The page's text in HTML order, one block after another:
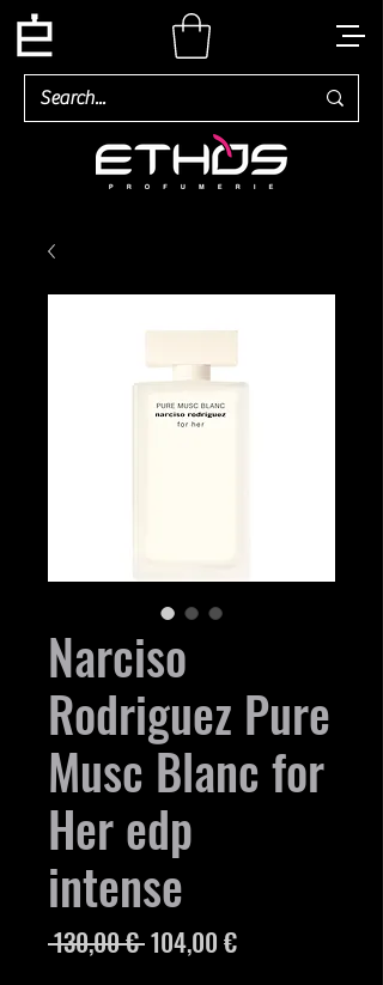
Narciso
Rodriguez Pure
Musc Blanc for
Her edp
intense
130,00 € Prezzo
104,00 €Prezzo